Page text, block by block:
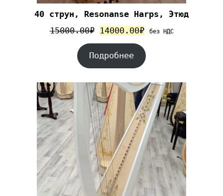
40 струн, Resonanse Harps, Этюд
15000.00₽ 14000.00₽ без НДС
Подробнее